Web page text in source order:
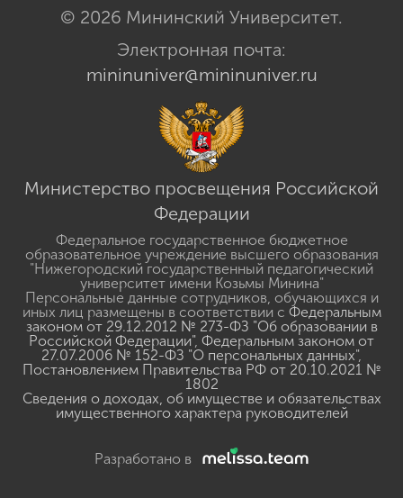
© 2026 Мининский Университет.
Электронная почта:
mininuniver@mininuniver.ru
Министерство просвещения Российской
Федерации
Федеральное государственное бюджетное
образовательное учреждение высшего образования
"Нижегородский государственный педагогический
университет имени Козьмы Минина"
Персональные данные сотрудников, обучающихся и
иных лиц размещены в соответствии с Федеральным
законом от 29.12.2012 № 273-ФЗ "Об образовании в
Российской Федерации", Федеральным законом от
27.07.2006 № 152-ФЗ "О персональных данных",
Постановлением Правительства РФ от 20.10.2021 №
1802
Сведения о доходах, об имуществе и обязательствах
имущественного характера руководителей
Разработано в